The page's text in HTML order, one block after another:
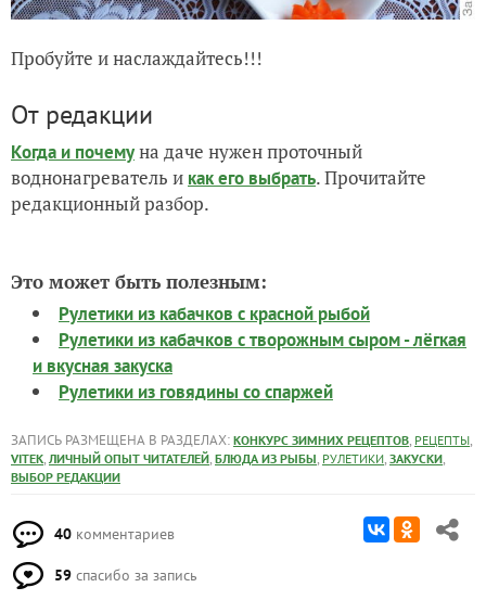
Пробуйте и наслаждайтесь!!!
От редакции
Когда и почемуна даче нужен проточный
воднонагреватель и как его выбрать. Прочитайте
редакционный разбор.
Это может быть полезным:
Рулетики из кабачков с красной рыбой
Рулетики из кабачков с творожным сыром - лёгкая
и вкусная закуска
Рулетики из говядины со спаржей
ЗАПИСЬ РАЗМЕЩЕНА В РАЗДЕЛАХ: КОНКУРС ЗИМНИХ РЕЦЕПТОВ, РЕЦЕПТЫ,
VITEK, ЛИЧНЫЙ ОПЫТ ЧИТАТЕЛЕЙ, БЛЮДА ИЗ РЫБЫ, РУЛЕТИКИ, ЗАКУСКИ,
ВЫБОР РЕДАКЦИИ
40 комментариев
59 спасибо за запись